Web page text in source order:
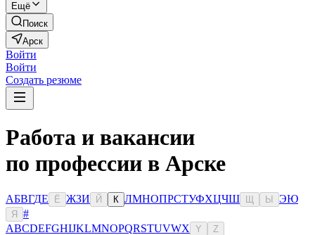
Ещё
Поиск
Арск
Войти
Войти
Создать резюме
Работа и вакансии
по профессии в Арске
АБВГДЕ Ё ЖЗИ Й К ЛМНОПРСТУФХЦЧШ Ы ЭЮ
Я
#
ABCDEFGHIJKLMNOPQRSTUVWX Y Z